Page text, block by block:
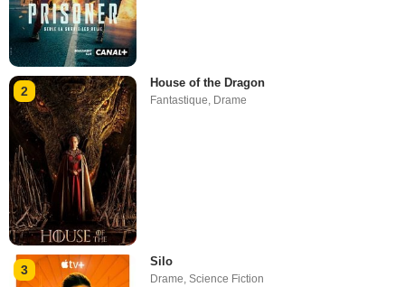
2
House of the Dragon
Fantastique, Drame
3
Silo
Drame,Science Fiction